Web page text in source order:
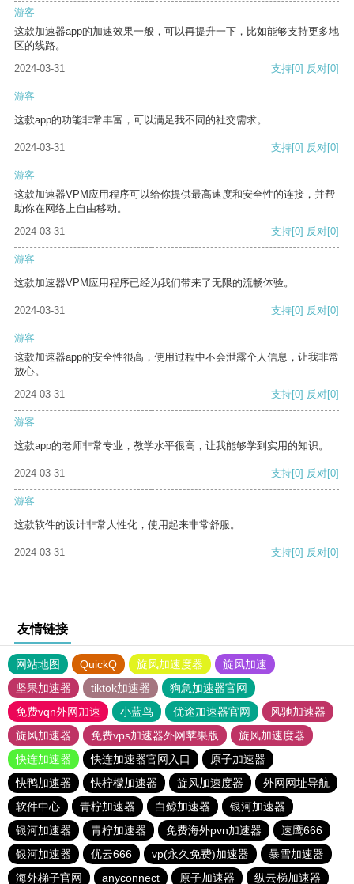
游客
这款加速器app的加速效果一般，可以再提升一下，比如能够支持更多地
区的线路。
2024-03-31
支持[0] 反对[0]
游客
这款app的功能非常丰富，可以满足我不同的社交需求。
2024-03-31 支持[0] 反对[0]
游客
这款加速器VPM应用程序可以给你提供最高速度和安全性的连接，并帮
助你在网络上自由移动。
2024-03-31
支持[0] 反对[0]
游客
这款加速器VPM应用程序已经为我们带来了无限的流畅体验。
2024-03-31 支持[0] 反对[0]
游客
这款加速器app的安全性很高，使用过程中不会泄露个人信息，让我非常
放心。
2024-03-31
支持[0] 反对[0]
游客
这款app的老师非常专业，教学水平很高，让我能够学到实用的知识。
2024-03-31 支持[0] 反对[0]
游客
这款软件的设计非常人性化，使用起来非常舒服。
2024-03-31 支持[0] 反对[0]
友情链接
网站地图 QuickQ 旋风加速度器
旋风加速
坚果加速器
tiktok加速器
狗急加速器官网
免费vqn外网加速
小蓝鸟 优途加速器官网
风驰加速器
旋风加速器
免费vps加速器外网苹果版
旋风加速度器
快连加速器
快连加速器官网入口
原子加速器
快鸭加速器
快柠檬加速器 旋风加速度器
外网网址导航
软件中心
青柠加速器 白鲸加速器
银河加速器
银河加速器
青柠加速器 免费海外pvn加速器
速鹰666
银河加速器
优云666 vp(永久免费)加速器
暴雪加速器
海外梯子官网
anyconnect 原子加速器 纵云梯加速器